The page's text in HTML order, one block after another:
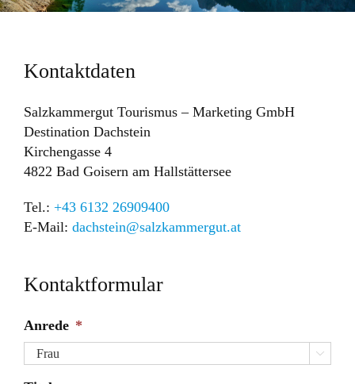
Kontaktdaten
Salzkammergut Tourismus – Marketing GmbH
Destination Dachstein
Kirchengasse 4
4822 Bad Goisern am Hallstättersee
Tel.: +43 6132 26909400
E-Mail: dachstein@salzkammergut.at
Kontaktformular
Anrede *
